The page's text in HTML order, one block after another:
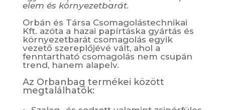
elem és környezetbarát.
Orbán és Társa Csomagolástechnikai
Kft. azóta a hazai papírtáska gyártás és
környezetbarát csomagolás egyik
vezető szereplőjévé vált, ahol a
fenntartható csomagolás nem csupán
trend, hanem alapelv.
Az Orbanbag termékei között
megtalálhatók: